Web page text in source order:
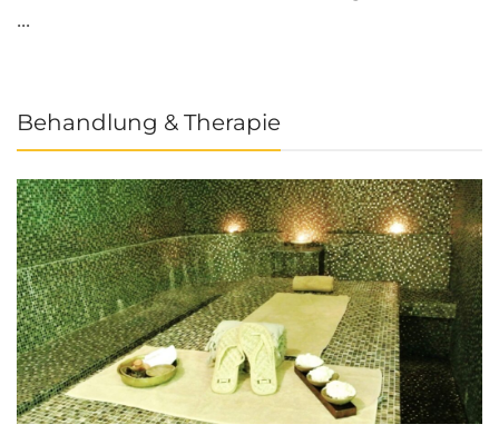
...
Behandlung & Therapie